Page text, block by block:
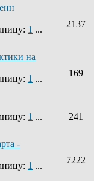
1 ...
2137
на
1 ...
169
1 ...
241
-
1 ...
7222